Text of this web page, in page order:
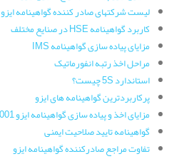
لیست شرکتهای صادر کننده گواهینامه ایزو
کاربرد گواهینامه HSE در صنایع مختلف
مزایای پیاده سازی گواهینامه IMS
مراحل اخذ رتبه انفورماتیک
استاندارد 5S چیست؟
پرکاربردترین گواهینامه های ایزو
مزایای اخذ و پیاده سازی گواهینامه ایزو 9001
گواهینامه تایید صلاحیت ایمنی
تفاوت مراجع صادرکننده گواهینامه ایزو